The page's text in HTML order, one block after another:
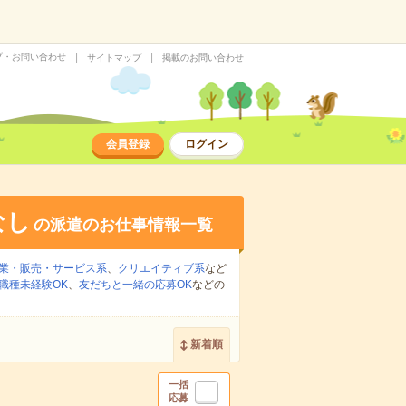
・お問い合わせ サイトマップ 掲載のお問い合わせ
会員登録 ログイン
の派遣のお仕事情報一覧
・販売・サービス系、 クリエイティブ系など
種未経験OK、 友だちと一緒の応募OKなどの
新着順
一括
応募